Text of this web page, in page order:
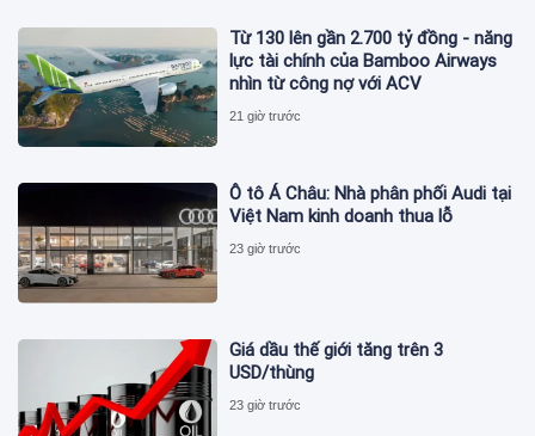
Từ 130 lên gần 2.700 tỷ đồng - năng
lực tài chính của Bamboo Airways
nhìn từ công nợ với ACV
21 giờ trước
Ô tô Á Châu: Nhà phân phối Audi tại
Việt Nam kinh doanh thua lỗ
23 giờ trước
Giá dầu thế giới tăng trên 3
USD/thùng
23 giờ trước